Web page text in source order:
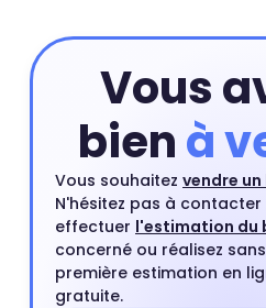
du quartier.
Vous
bienà
Vous souhaitez vendre
N'hésitez pas à
effectuer l'estimation du
concerné ou réalisez
première estimation en
gratuite.